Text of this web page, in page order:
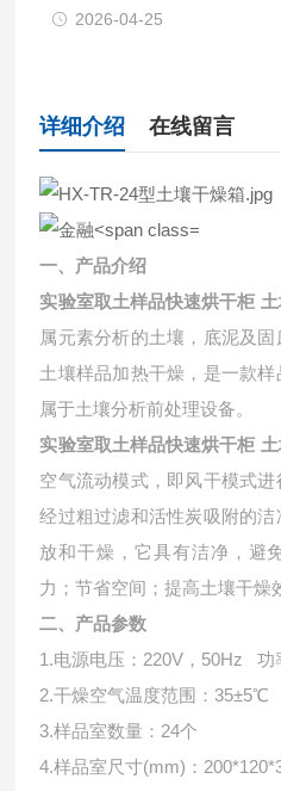
2026-04-25
详细介绍 在线留言
一、产品介绍
实验室取土样品快速烘干柜
属元素分析的土壤，底泥及
土壤样品加热干燥，是一款
属于土壤分析前处理设备。
实验室取土样品快速烘干柜
空气流动模式，即风干模式
经过粗过滤和活性炭吸附的
放和干燥，它具有洁净，避
力；节省空间；提高土壤干燥
二、产品参数
1.电源电压：220V，50Hz 功
2.干燥空气温度范围：35±5℃
3.样品室数量：24个
4.样品室尺寸(mm)：